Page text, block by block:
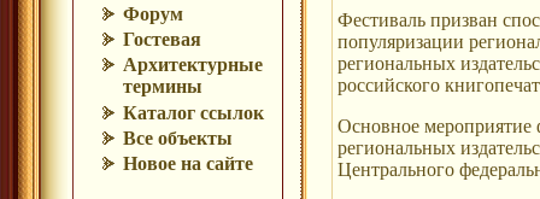
Форум
Гостевая
Архитектурные
термины
Каталог ссылок
Все объекты
Новое на сайте
Фестиваль призван
популяризации
региональных
российского
Основное мероприятие
региональных
Центрального